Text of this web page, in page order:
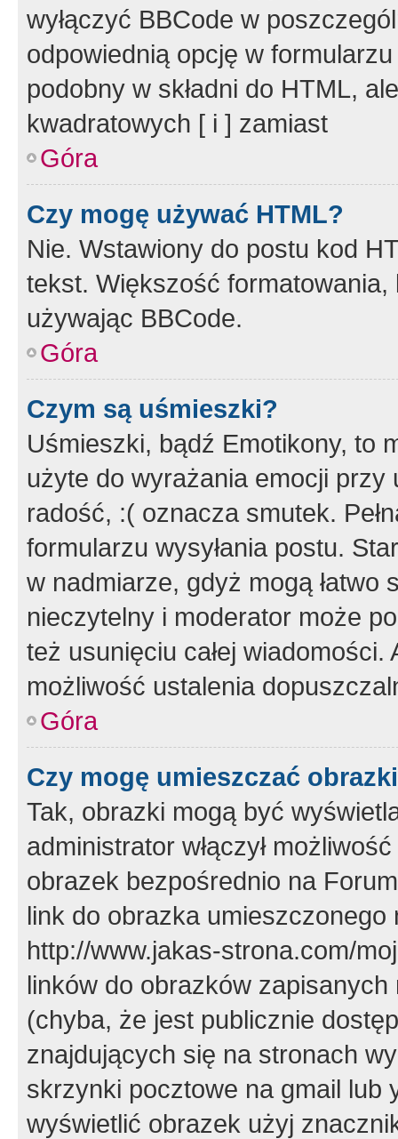
wyłączyć BBCode w
odpowiednią opcję w
podobny w składni do HTML,
kwadratowych [ i ] zamiast
Góra
Czy mogę używać HTML?
Nie. Wstawiony do postu kod
tekst. Większość
używając BBCode.
Góra
Czym są uśmieszki?
Uśmieszki, bądź Emotikony, to
użyte do wyrażania emocji
radość, :( oznacza smutek.
formularzu wysyłania postu.
w nadmiarze, gdyż mogą
nieczytelny i moderator może
też usunięciu całej
możliwość ustalenia
Góra
Czy mogę umieszczać
Tak, obrazki mogą być
administrator włączył
obrazek bezpośrednio na
link do obrazka
http://www.jakas-strona.com/
linków do obrazków
(chyba, że jest publicznie
znajdujących się na stronach
skrzynki pocztowe na gmail lub
wyświetlić obrazek użyj